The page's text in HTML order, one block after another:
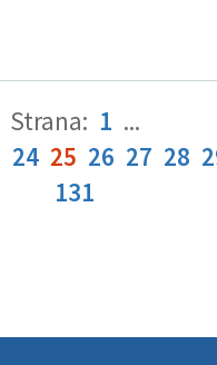
Strana: 1 ...
24 25 26 27 28
131